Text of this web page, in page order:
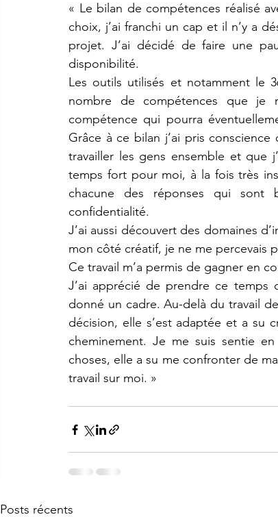
« Le bilan de compétences réalisé
choix, j’ai franchi un cap et il n’y a
projet. J’ai décidé de faire une
disponibilité.
Les outils utilisés et notamment le
nombre de compétences que je
compétence qui pourra
Grâce à ce bilan j’ai pris
travailler les gens ensemble et que
temps fort pour moi, à la fois très
chacune des réponses qui sont
confidentialité.
J’ai aussi découvert des domaines
mon côté créatif, je ne me percevais
Ce travail m’a permis de gagner en
J’ai apprécié de prendre ce
donné un cadre. Au-delà du travail
décision, elle s’est adaptée et a su
cheminement. Je me suis sentie
choses, elle a su me confronter de
travail sur moi. »
Posts récents